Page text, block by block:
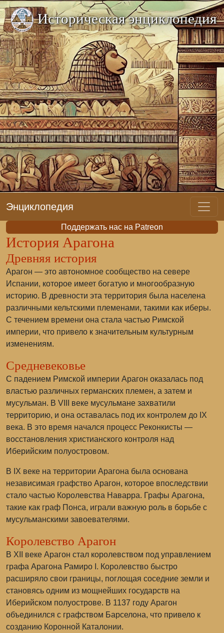
Историческая энциклопедия
Энциклопедия
Поддержать нас на Patreon
История Арагона
Древняя история
Арагон — это автономное сообщество на севере
Испании, которое имеет богатую и многообразную
историю. В древности эта территория была населена
различными кельтскими племенами, такими как иберы.
С течением времени она стала частью Римской
империи, что привело к значительным культурным
изменениям.
Средневековье
С падением Римской империи Арагон оказалась под
властью различных германских племен, а затем и
мусульман. В VIII веке мусульмане захватили
территорию, и она оставалась под их контролем до IX
века. В это время начался процесс Реконкисты —
восстановления христианского контроля над
Иберийским полуостровом.
В IX веке на территории Арагона была основана
независимая графство Арагон, которое впоследствии
стало частью Королевства Наварра. Графы Арагона,
такие как граф Понса, играли важную роль в борьбе с
мусульманскими завоевателями.
Королевство Арагон
В XII веке Арагон стал королевством под управлением
графа Арагона Рамиро I. Королевство быстро
расширяло свои границы, поглощая соседние земли и
становясь одним из мощнейших государств на
Иберийском полуострове. В 1137 году Арагон
объединился с графством Барселона, что привело к
созданию Коронной Каталонии.